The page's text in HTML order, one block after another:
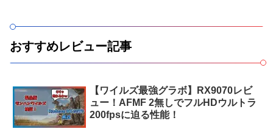
おすすめレビュー記事
【ワイルズ最強グラボ】RX9070レビ
ュー！AFMF 2無しでフルHDウルトラ
200fpsに迫る性能！